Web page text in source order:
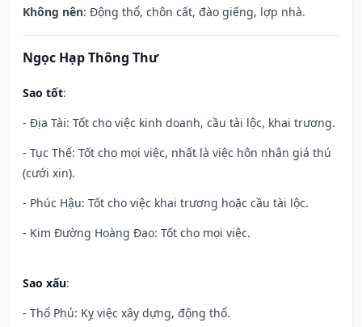
Không nên: Động thổ, chôn cất, đào giếng, lợp nhà.
Ngọc Hạp Thông Thư
Sao tốt:
- Địa Tài: Tốt cho việc kinh doanh, cầu tài lộc, khai trương.
- Tục Thế: Tốt cho mọi việc, nhất là việc hôn nhân giá thú
(cưới xin).
- Phúc Hậu: Tốt cho việc khai trương hoặc cầu tài lộc.
- Kim Đường Hoàng Đạo: Tốt cho mọi việc.
Sao xấu:
- Thổ Phủ: Kỵ việc xây dựng, động thổ.